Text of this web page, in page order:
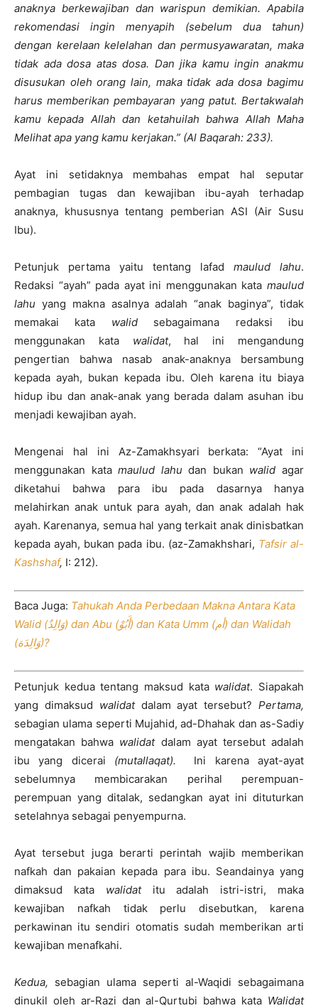
anaknya berkewajiban dan warispun demikian. Apabila
rekomendasi ingin menyapih (sebelum dua tahun)
dengan kerelaan kelelahan dan permusyawaratan, maka
tidak ada dosa atas dosa. Dan jika kamu ingin anakmu
disusukan oleh orang lain, maka tidak ada dosa bagimu
harus memberikan pembayaran yang patut. Bertakwalah
kamu kepada Allah dan ketahuilah bahwa Allah Maha
Melihat apa yang kamu kerjakan.” (Al Baqarah: 233).
Ayat ini setidaknya membahas empat hal seputar
pembagian tugas dan kewajiban ibu-ayah terhadap
anaknya, khususnya tentang pemberian ASI (Air Susu
Ibu).
Petunjuk pertama yaitu tentang lafad maulud lahu.
Redaksi “ayah” pada ayat ini menggunakan kata maulud
lahu yang makna asalnya adalah “anak baginya”, tidak
memakai kata walidsebagaimana redaksi ibu
menggunakan kata walidat, hal ini mengandung
pengertian bahwa nasab anak-anaknya bersambung
kepada ayah, bukan kepada ibu. Oleh karena itu biaya
hidup ibu dan anak-anak yang berada dalam asuhan ibu
menjadi kewajiban ayah.
Mengenai hal ini Az-Zamakhsyari berkata: “Ayat ini
menggunakan katamaulud lahudan bukan walid agar
diketahui bahwa para ibu pada dasarnya hanya
melahirkan anak untuk para ayah, dan anak adalah hak
ayah. Karenanya, semua hal yang terkait anak dinisbatkan
kepada ayah, bukan pada ibu. (az-Zamakhshari, Tafsir al-
Kashshaf, I: 212).
Baca Juga: Tahukah Anda Perbedaan Makna Antara Kata
Walid (وَالِدٌ) dan Abu (أَبُوْ) dan Kata Umm (أم) dan Walidah
(وَالِدَة)?
Petunjuk kedua tentang maksud kata walidat. Siapakah
yang dimaksud walidatdalam ayat tersebut?Pertama,
sebagian ulama seperti Mujahid, ad-Dhahak dan as-Sadiy
mengatakan bahwa walidatdalam ayat tersebut adalah
ibu yang dicerai (mutallaqat).
Ini karena ayat-ayat
sebelumnya membicarakan perihal perempuan-
perempuan yang ditalak, sedangkan ayat ini dituturkan
setelahnya sebagai penyempurna.
Ayat tersebut juga berarti perintah wajib memberikan
nafkah dan pakaian kepada para ibu. Seandainya yang
dimaksud kata walidatitu adalah istri-istri, maka
kewajiban nafkah tidak perlu disebutkan, karena
perkawinan itu sendiri otomatis sudah memberikan arti
kewajiban menafkahi.
Kedua, sebagian ulama seperti al-Waqidi sebagaimana
dinukil oleh ar-Razi dan al-Qurtubi bahwa kata Walidat